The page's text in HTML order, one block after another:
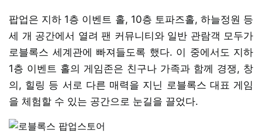
팝업은 지하 1층 이벤트 홀, 10층 토파즈홀, 하늘정원 등
세 개 공간에서 열려 팬 커뮤니티와 일반 관람객 모두가
로블록스 세계관에 빠져들도록 했다. 이 중에서도 지하
1층 이벤트 홀의 게임존은 친구나 가족과 함께 경쟁, 창
의, 힐링 등 서로 다른 매력을 지닌 로블록스 대표 게임
을 체험할 수 있는 공간으로 눈길을 끌었다.